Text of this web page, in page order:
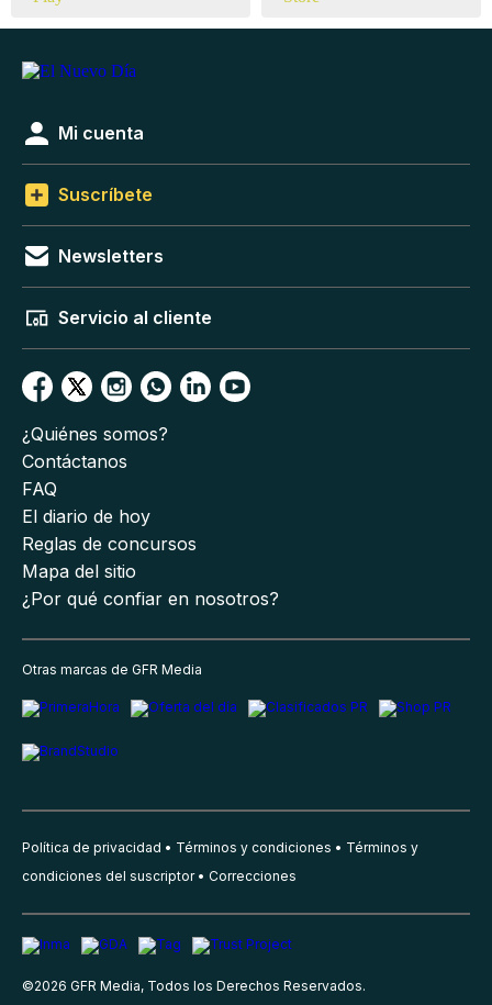
Mi cuenta
Suscríbete
Newsletters
Servicio al cliente
¿Quiénes somos?
Contáctanos
FAQ
El diario de hoy
Reglas de concursos
Mapa del sitio
¿Por qué confiar en nosotros?
Otras marcas de GFR Media
Política de privacidad Términos y condiciones
Términos y
condiciones del suscriptor
Correcciones
©2026 GFR Media, Todos los Derechos Reservados.